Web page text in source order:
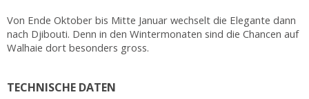
Von Ende Oktober bis Mitte Januar wechselt die Elegante dann
nach Djibouti. Denn in den Wintermonaten sind die Chancen auf
Walhaie dort besonders gross.
TECHNISCHE DATEN